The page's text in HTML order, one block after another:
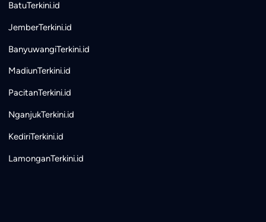
BatuTerkini.id
JemberTerkini.id
BanyuwangiTerkini.id
MadiunTerkini.id
PacitanTerkini.id
NganjukTerkini.id
KediriTerkini.id
LamonganTerkini.id